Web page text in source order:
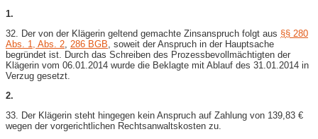
1.
32. Der von der Klägerin geltend gemachte Zinsanspruch folgt aus §§ 280
Abs. 1, Abs. 2 286 BGB , soweit der Anspruch in der Hauptsache
begründet ist. Durch das Schreiben des Prozessbevollmächtigten der
Klägerin vom 06.01.2014 wurde die Beklagte mit Ablauf des 31.01.2014 in
Verzug gesetzt.
2.
33. Der Klägerin steht hingegen kein Anspruch auf Zahlung von 139,83 €
wegen der vorgerichtlichen Rechtsanwaltskosten zu.